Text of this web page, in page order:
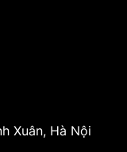
Xuân, Hà Nội